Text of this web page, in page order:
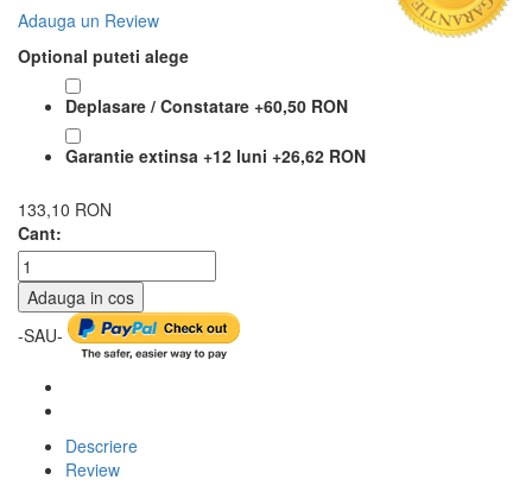
Adauga un Review
Optional puteti alege
Deplasare / Constatare +60,50 RON
Garantie extinsa +12 luni +26,62 RON
133,10 RON
Cant:
Adauga in cos
-SAU-
Descriere
Review